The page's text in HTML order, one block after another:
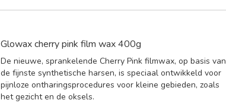
Glowax cherry pink film wax 400g
De nieuwe, sprankelende Cherry Pink filmwax, op basis van
de fijnste synthetische harsen, is speciaal ontwikkeld voor
pijnloze ontharingsprocedures voor kleine gebieden, zoals
het gezicht en de oksels.